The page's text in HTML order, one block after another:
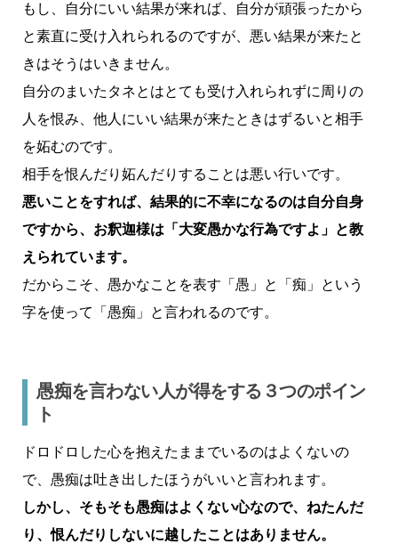
もし、自分にいい結果が来れば、自分が頑張ったから
と素直に受け入れられるのですが、悪い結果が来たと
きはそうはいきません。
自分のまいたタネとはとても受け入れられずに周りの
人を恨み、他人にいい結果が来たときはずるいと相手
を妬むのです。
相手を恨んだり妬んだりすることは悪い行いです。
悪いことをすれば、結果的に不幸になるのは自分自身
ですから、お釈迦様は「大変愚かな行為ですよ」と教
えられています。
だからこそ、愚かなことを表す「愚」と「痴」という
字を使って「愚痴」と言われるのです。
愚痴を言わない人が得をする３つのポイン
ト
ドロドロした心を抱えたままでいるのはよくないの
で、愚痴は吐き出したほうがいいと言われます。
しかし、そもそも愚痴はよくない心なので、ねたんだ
り、恨んだりしないに越したことはありません。